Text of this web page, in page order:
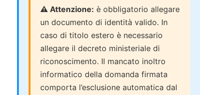
⚠️ Attenzione: è obbligatorio allegare
un documento di identità valido. In
caso di titolo estero è necessario
allegare il decreto ministeriale di
riconoscimento. Il mancato inoltro
informatico della domanda firmata
comporta l’esclusione automatica dal